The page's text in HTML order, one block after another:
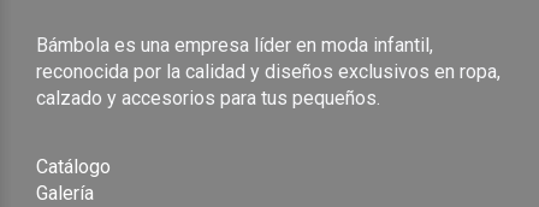
Bámbola es una empresa líder en moda infantil,
reconocida por la calidad y diseños exclusivos en ropa,
calzado y accesorios para tus pequeños.
Catálogo
Galería